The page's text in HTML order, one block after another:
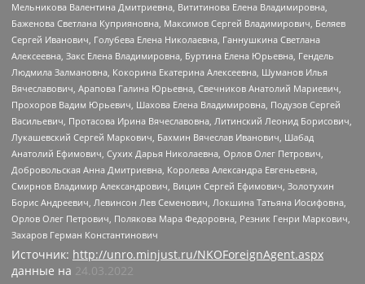
Мельникова Валентина Дмитриевна, Вититинова Елена Владимировна,
Баженова Светлана Куприяновна, Максимов Сергей Владимирович, Беляев
Сергей Иванович, Голубева Елена Николаевна, Ганнушкина Светлана
Алексеевна, Закс Елена Владимировна, Буртина Елена Юрьевна, Гендель
Людмила Залмановна, Кокорина Екатерина Алексеевна, Шуманов Илья
Вячеславович, Арапова Галина Юрьевна, Свечников Анатолий Мариевич,
Прохоров Вадим Юрьевич, Шахова Елена Владимировна, Подузов Сергей
Васильевич, Протасова Ирина Вячеславовна, Литинский Леонид Борисович,
Лукашевский Сергей Маркович, Бахмин Вячеслав Иванович, Шабад
Анатолий Ефимович, Сухих Дарья Николаевна, Орлов Олег Петрович,
Добровольская Анна Дмитриевна, Королева Александра Евгеньевна,
Смирнов Владимир Александрович, Вицин Сергей Ефимович, Золотухин
Борис Андреевич, Левинсон Лев Семенович, Локшина Татьяна Иосифовна,
Орлов Олег Петрович, Полякова Мара Федоровна, Резник Генри Маркович,
Захаров Герман Константинович
Источник: http://unro.minjust.ru/NKOForeignAgent.aspx
данные на 24.03.2022